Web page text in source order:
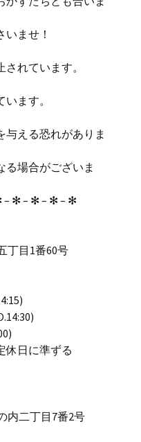
ませ！
れています。
ます。
与える恐れがありま
場合がございま
– ✻ – ✻ – ✻ – ✻
丁目1番60号
休日に準ずる
内二丁目7番2号